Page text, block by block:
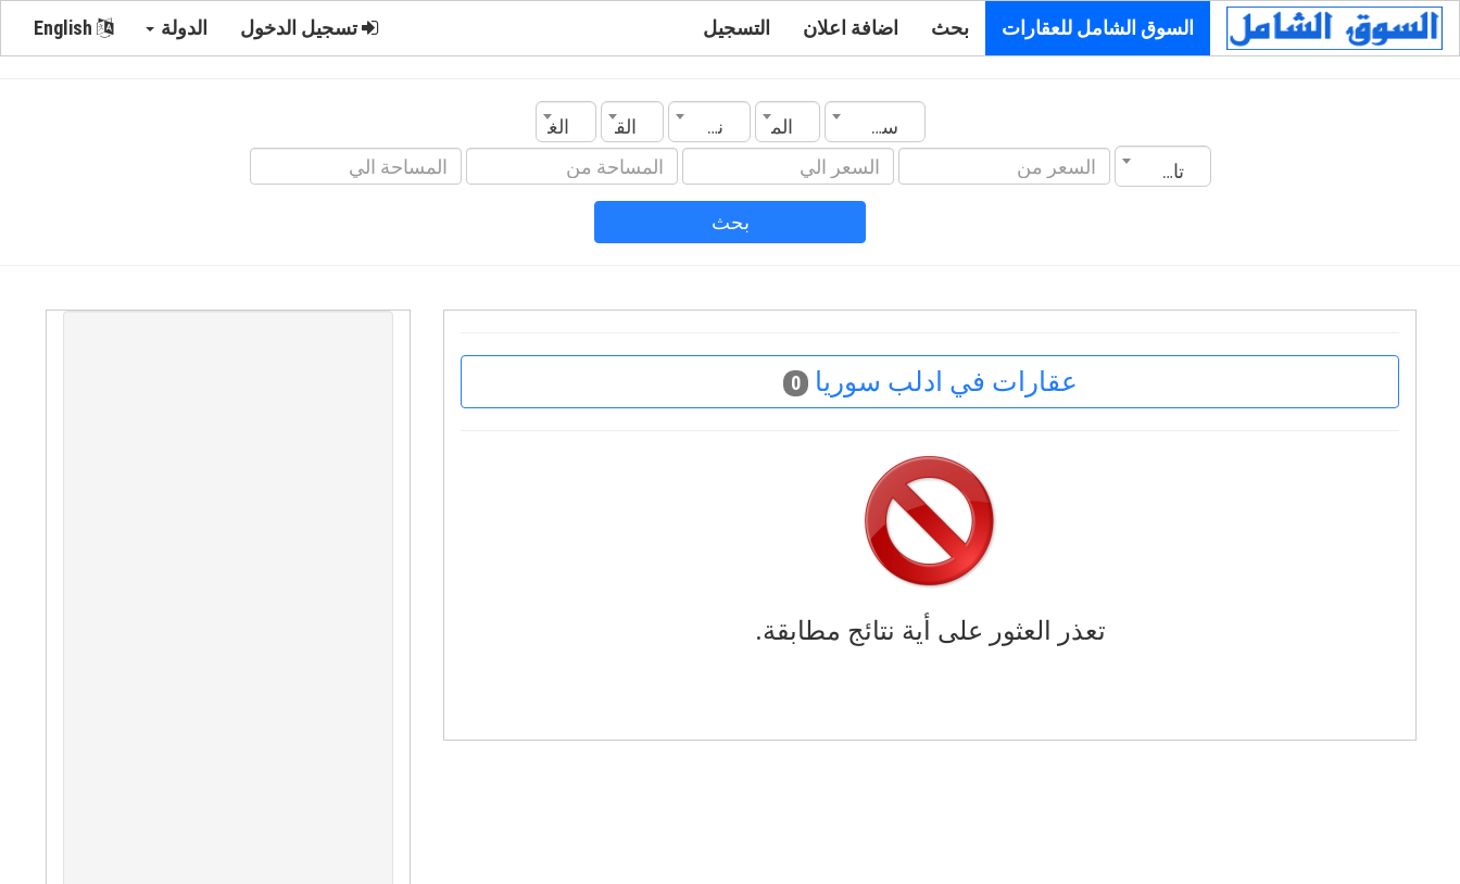
السوق الشامل للعقارات بحث اضافة اعلان التسجيل تسجيل الدخول الدولة
سوريا المدينة نوع العقار القسم
الغرف
تاريخ الانشاء
بحث
عقارات في ادلب سوريا 0
تعذر العثور على أية نتائج مطابقة.